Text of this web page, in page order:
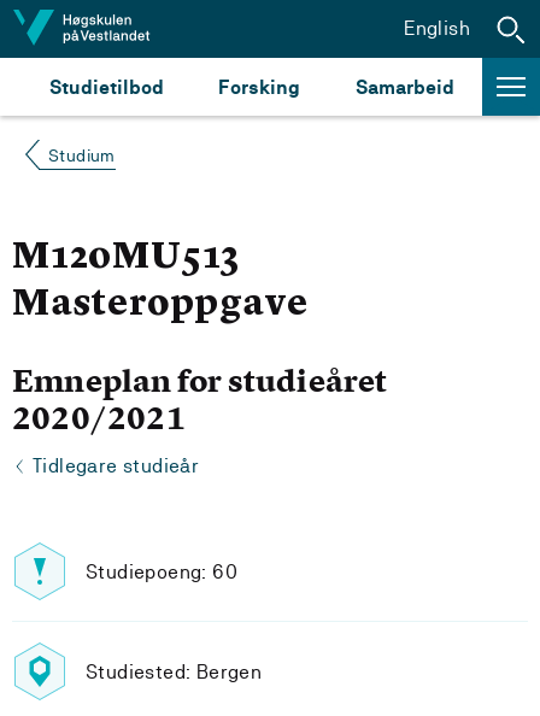
Hopp til innhald
Studietilbod Forsking Samarbeid
English
Studium
M120MU513
Masteroppgave
Emneplan for studieåret
2020/2021
Tidlegare studieår
Studiepoeng: 60
Studiested: Bergen